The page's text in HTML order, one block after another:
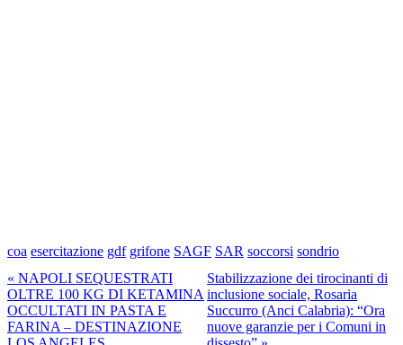
coa esercitazione gdf grifone SAGF SAR soccorsi sondrio
« NAPOLI SEQUESTRATI
OLTRE 100 KG DI KETAMINA
OCCULTATI IN PASTA E
FARINA – DESTINAZIONE
Stabilizzazione dei tirocinanti di
inclusione sociale, Rosaria
Succurro (Anci Calabria): “Ora
nuove garanzie per i Comuni in